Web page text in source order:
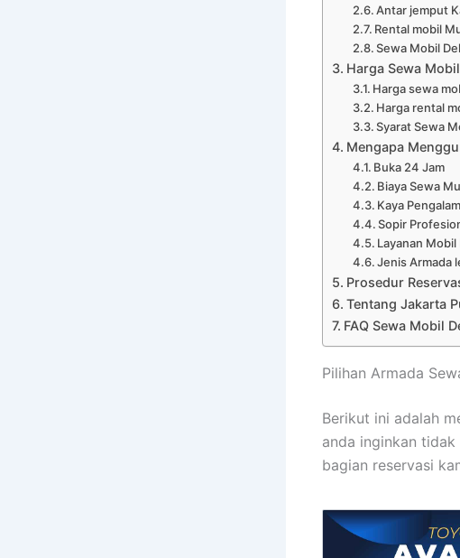
Antar jemput
Rental mobil
Sewa Mobil
Harga Sewa
Harga sewa
Harga rental
Syarat Sewa
Mengapa
Buka 24 Jam
Biaya Sewa
Kaya
Sopir
Layanan
Jenis Armada
Prosedur
Tentang Jakarta
FAQ Sewa Mobil
Pilihan Armada
Berikut ini adalah
anda inginkan
bagian reservasi